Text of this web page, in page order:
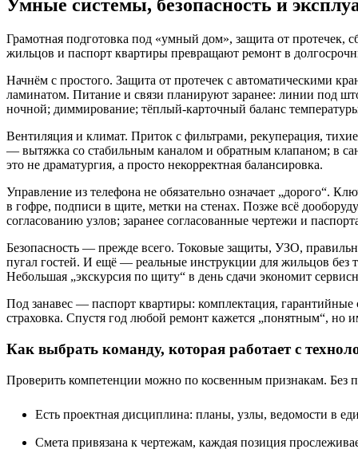
Умные системы, безопасность и
Грамотная подготовка под «умный дом», защита от протечек,
жильцов и паспорт квартиры превращают ремонт в
Начнём с простого. Защита от протечек с автоматическими
ламинатом. Питание и связи планируют заранее: линии под
ночной; диммирование; тёплый-карточный баланс
Вентиляция и климат. Приток с фильтрами, рекуперация,
— вытяжка со стабильным каналом и обратным клапаном; в
это не драматургия, а просто некорректная балансировка.
Управление из телефона не обязательно означает „дорого“.
в гофре, подписи в щите, метки на стенах. Позже всё
согласованию узлов; заранее согласованные чертежи и
Безопасность — прежде всего. Токовые защиты, УЗО,
пугал гостей. И ещё — реальные инструкции для жильцов без
Небольшая „экскурсия по щиту“ в день сдачи экономит
Под занавес — паспорт квартиры: комплектация,
страховка. Спустя год любой ремонт кажется „понятным“, но
Как выбрать команду, которая работает с
Проверить компетенции можно по косвенным признакам. Без
Есть проектная дисциплина: планы, узлы, ведомости в
Смета привязана к чертежам, каждая позиция